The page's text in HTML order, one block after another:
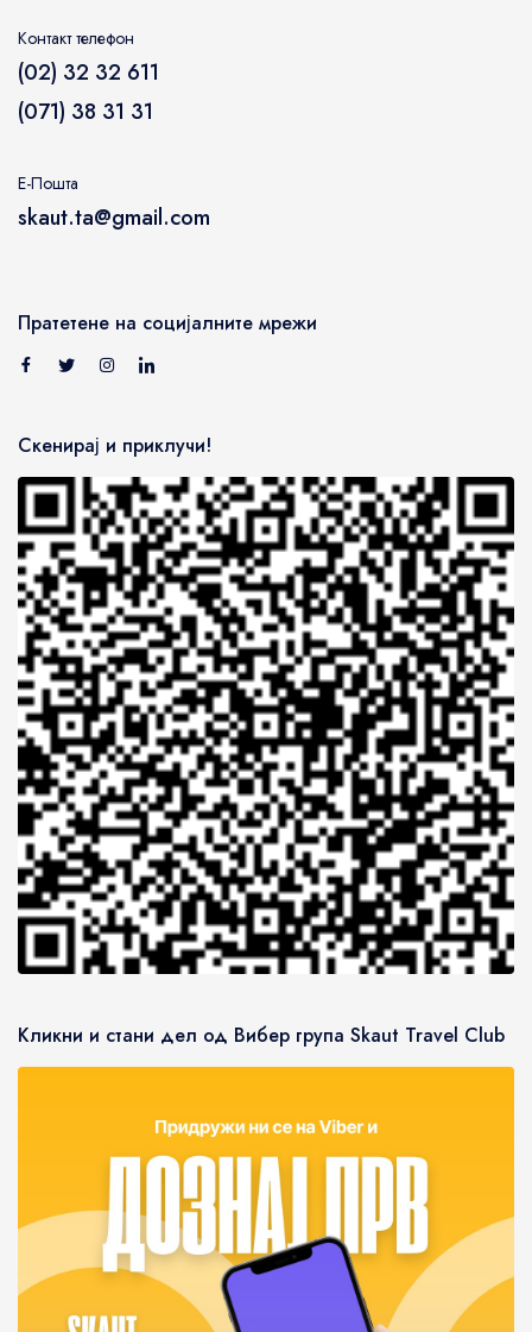
Контакт телефон
(02) 32 32 611
(071) 38 31 31
Е-Пошта
skaut.ta@gmail.com
Пратетене на социјалните мрежи
Скенирај и приклучи!
Кликни и стани дел од Вибер група Skaut Travel Club